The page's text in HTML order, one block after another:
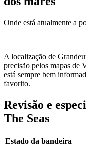
Onde está atualmente a
A localização de
precisão pelos mapas de
está sempre bem
favorito.
Revisão e
The Seas
Estado da bandeira